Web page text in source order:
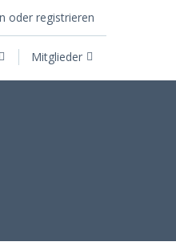
Mitglieder
oder registrieren